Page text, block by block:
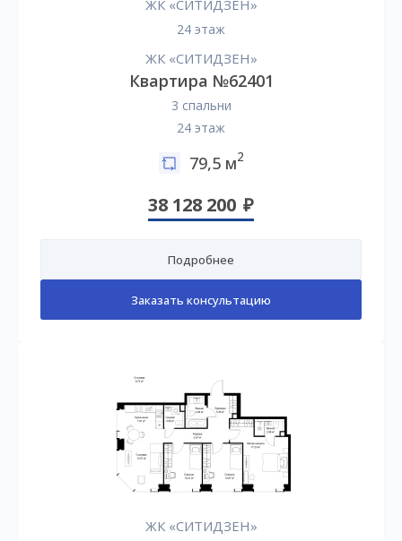
ЖК «СИТИДЗЕН»
24 этаж
ЖК «СИТИДЗЕН»
Квартира №62401
3 спальни
24 этаж
79,5 м2
38 128 200
Подробнее
Заказать консультацию
ЖК «СИТИДЗЕН»